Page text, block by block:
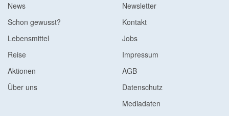
News
Schon gewusst?
Lebensmittel
Reise
Aktionen
Über uns
Newsletter
Kontakt
Jobs
Impressum
AGB
Datenschutz
Mediadaten